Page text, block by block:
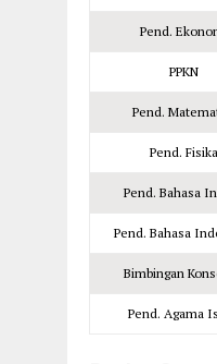
Pend.
PPKN
Pend.
Pend. Fisika
Pend. Bahasa
Pend. Bahasa
Bimbingan
Pend. Agama